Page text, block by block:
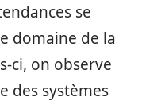
se
domaine de la
ci, on observe
des systèmes